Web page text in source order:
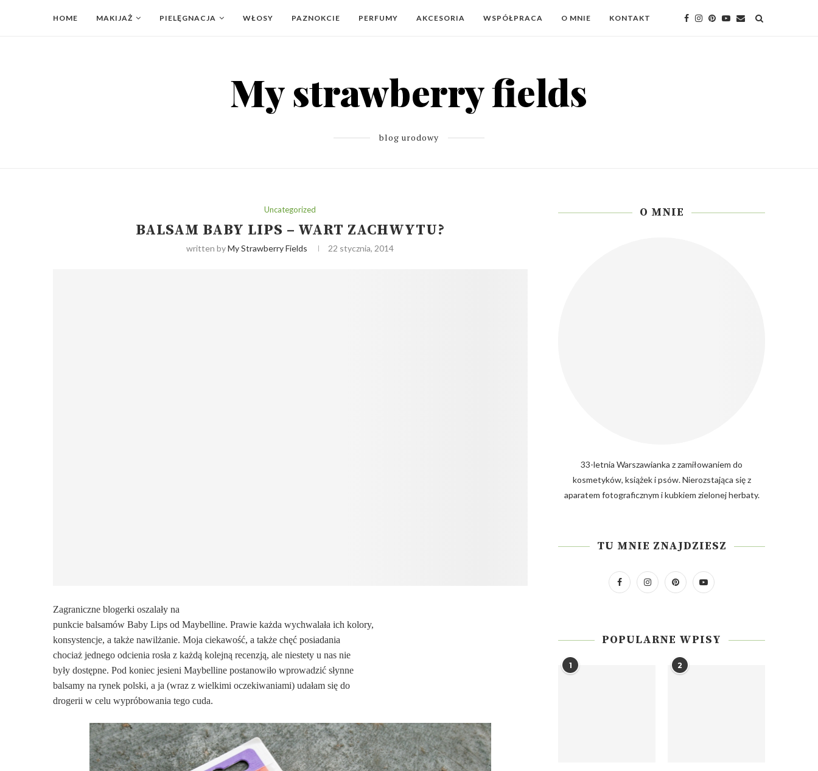
HOME MAKIJAŻ PIELĘGNACJA WŁOSY PAZNOKCIE PERFUMY AKCESORIA WSPÓŁPRACA O MNIE KONTAKT
blog urodowy
Uncategorized
BALSAM BABY LIPS – WART ZACHWYTU?
written byMy Strawberry Fields 22 stycznia, 2014
Zagraniczne blogerki oszalały na
punkcie balsamów Baby Lips od Maybelline. Prawie każda wychwalała ich kolory,
konsystencje, a także nawilżanie. Moja ciekawość, a także chęć posiadania
chociaż jednego odcienia rosła z każdą kolejną recenzją, ale niestety u nas nie
były dostępne. Pod koniec jesieni Maybelline postanowiło wprowadzić słynne
balsamy na rynek polski, a ja (wraz z wielkimi oczekiwaniami) udałam się do
drogerii w celu wypróbowania tego cuda.
O MNIE
33-letnia Warszawianka z zamiłowaniem do
kosmetyków, książek i psów. Nierozstająca się z
aparatem fotograficznym i kubkiem zielonej herbaty.
TU MNIE ZNAJDZIESZ
POPULARNE WPISY
1 2